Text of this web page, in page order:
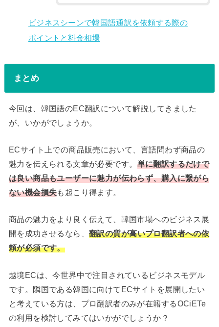
ビジネスシーンで韓国語通訳を依頼する際の
ポイントと料金相場
まとめ
今回は、韓国語のEC翻訳について解説してきました
が、いかがでしょうか。
ECサイト上での商品販売において、言語問わず商品の
魅力を伝えられる文章が必要です。 単に翻訳するだけで
は良い商品もユーザーに魅力が伝わらず、購入に繋がら
ない機会損失も起こり得ます。
商品の魅力をより良く伝えて、韓国市場へのビジネス展
開を成功させるなら、翻訳の質が高いプロ翻訳者への依
頼が必須です。
越境ECは、今世界中で注目されているビジネスモデル
です。隣国である韓国に向けてECサイトを展開したい
と考えている方は、プロ翻訳者のみが在籍するOCiETe
の利用を検討してみてはいかがでしょうか？